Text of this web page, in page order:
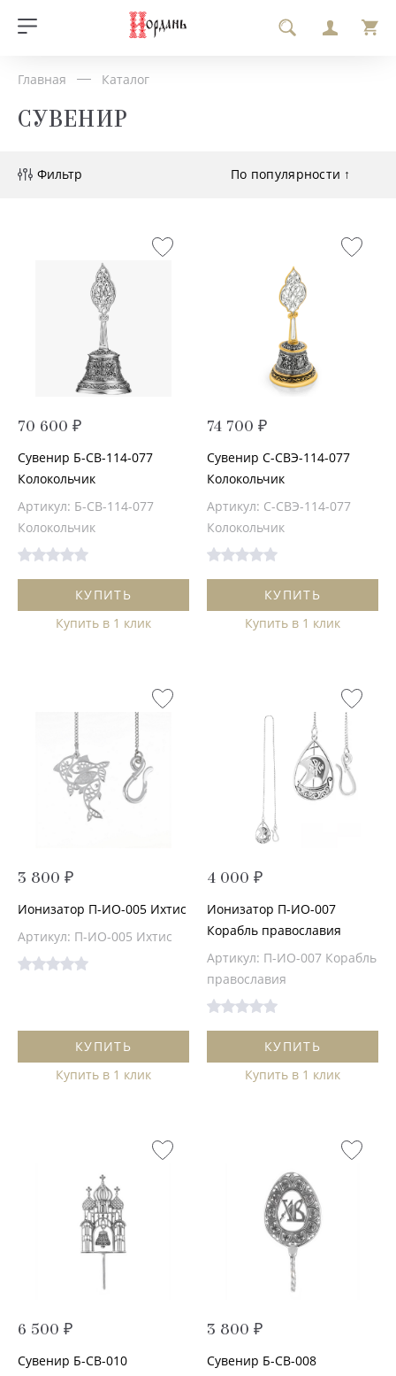
Главная Каталог
СУВЕНИР
Фильтр
70 600 ₽
Сувенир Б-СВ-114-077
Колокольчик
Артикул: Б-СВ-114-077
Колокольчик
КУПИТЬ
Купить в 1 клик
74 700 ₽
Сувенир С-СВЭ-114-077
Колокольчик
Артикул: С-СВЭ-114-077
Колокольчик
КУПИТЬ
Купить в 1 клик
3 800 ₽
Ионизатор П-ИО-005 Ихтис
Артикул: П-ИО-005 Ихтис
КУПИТЬ
Купить в 1 клик
4 000 ₽
Ионизатор П-ИО-007
Корабль православия
Артикул: П-ИО-007 Корабль
православия
КУПИТЬ
Купить в 1 клик
6 500 ₽
Сувенир Б-СВ-010
3 800 ₽
Сувенир Б-СВ-008